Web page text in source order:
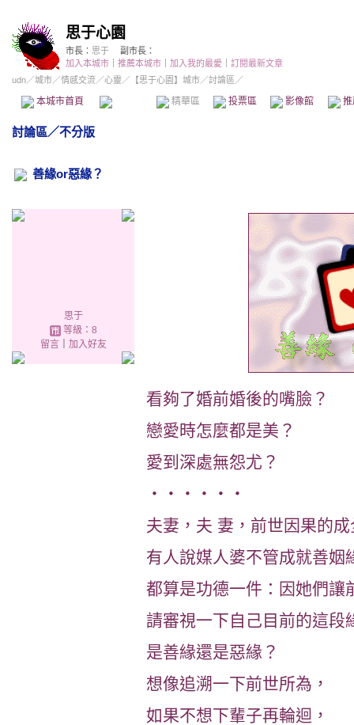
思于心園
市長： 思于
副市長：
加入本城市
推薦本城市 加入我的最愛
訂閱最新文章
udn／城市／情感交流／心靈 ／ 【思于心園】城市／討論區／
本城市首頁 精華區 投票區 影像館
討論區／不分版
善緣or惡緣？
思于
等級：8
留言｜ 加入好友
看夠了婚前婚後的嘴臉？
戀愛時怎麼都是美？
愛到深處無怨尤？
‧‧‧‧‧‧
夫妻，夫 妻，前世因果的成
有人說媒人婆不管成就善姻
都算是功德一件：因她們讓
請審視一下自己目前的這段
是善緣還是惡緣？
想像追溯一下前世所為，
如果不想下輩子再輪迴，